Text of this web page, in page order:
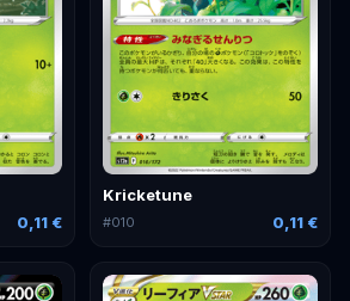
0,11 €
Kricketune
#010 0,11 €